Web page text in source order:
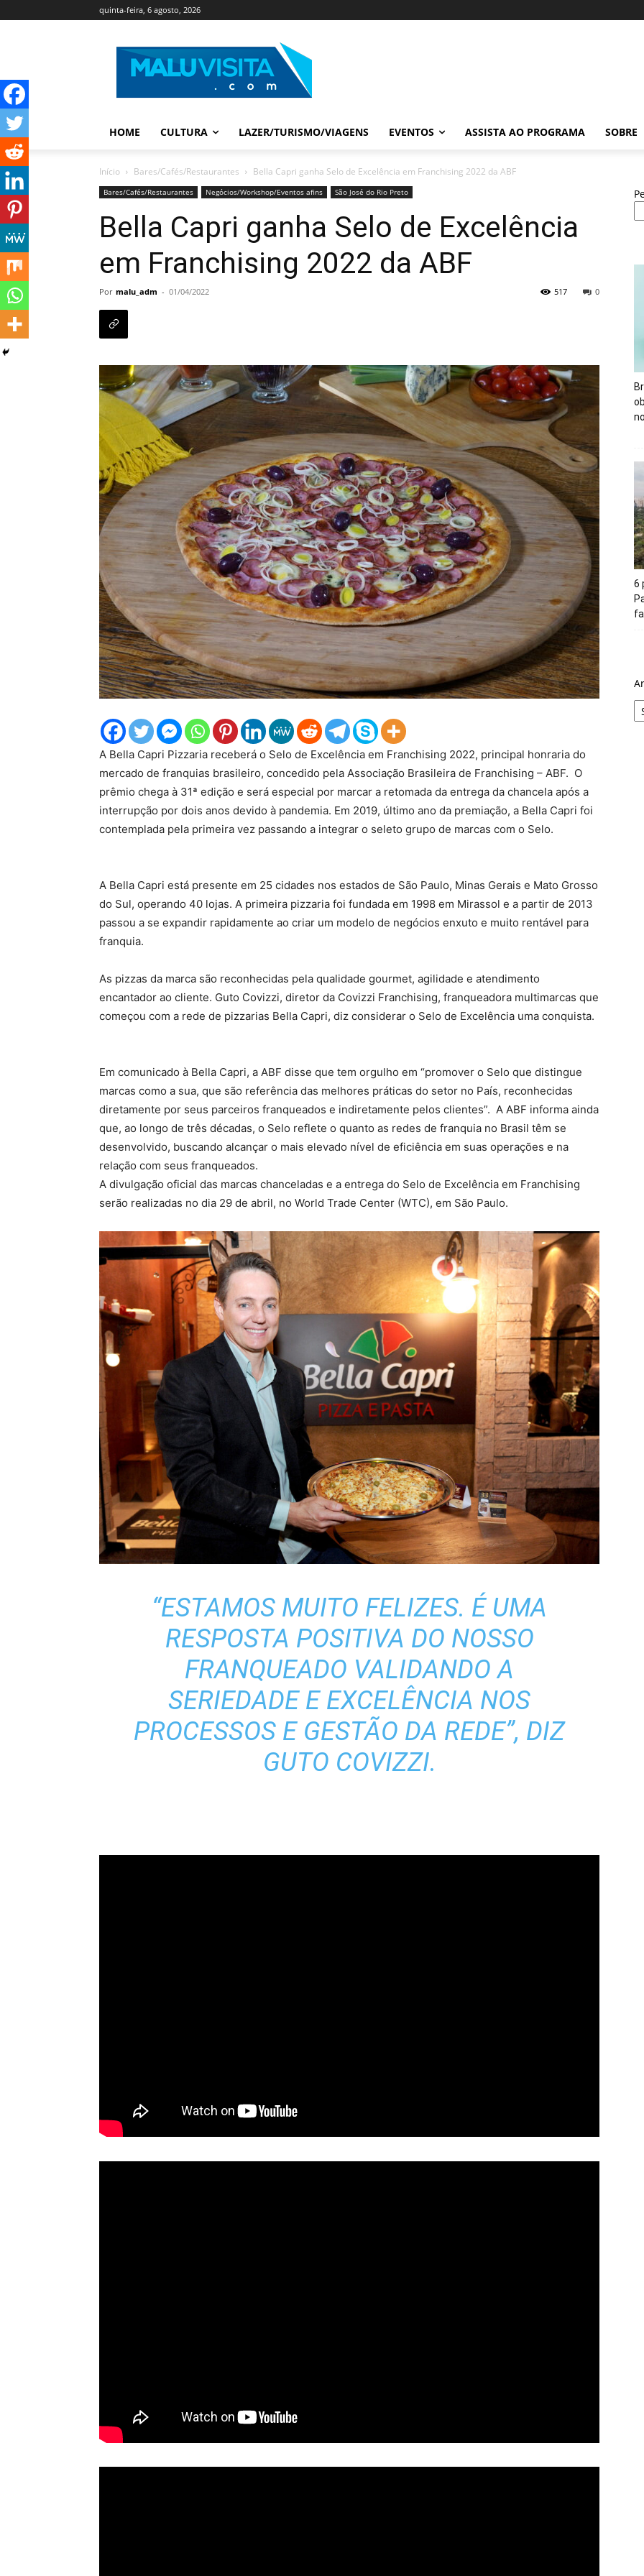
quinta-feira, 6 agosto, 2026
HOME CULTURA LAZER/TURISMO/VIAGENS EVENTOS ASSISTA AO PROGRAMA SOBRE
Início Bares/Cafés/Restaurantes Bella Capri ganha Selo de Excelência em Franchising 2022 da ABF
Bares/Cafés/Restaurantes Negócios/Workshop/Eventos afins São José do Rio Preto
Bella Capri ganha Selo de Excelência
em Franchising 2022 da ABF
Por malu_adm - 01/04/2022 0
517
A Bella Capri Pizzaria receberá o Selo de Excelência em Franchising 2022, principal honraria do
mercado de franquias brasileiro, concedido pela Associação Brasileira de Franchising – ABF. O
prêmio chega à 31ª edição e será especial por marcar a retomada da entrega da chancela após a
interrupção por dois anos devido à pandemia. Em 2019, último ano da premiação, a Bella Capri foi
contemplada pela primeira vez passando a integrar o seleto grupo de marcas com o Selo.
A Bella Capri está presente em 25 cidades nos estados de São Paulo, Minas Gerais e Mato Grosso
do Sul, operando 40 lojas. A primeira pizzaria foi fundada em 1998 em Mirassol e a partir de 2013
passou a se expandir rapidamente ao criar um modelo de negócios enxuto e muito rentável para
franquia.
As pizzas da marca são reconhecidas pela qualidade gourmet, agilidade e atendimento
encantador ao cliente. Guto Covizzi, diretor da Covizzi Franchising, franqueadora multimarcas que
começou com a rede de pizzarias Bella Capri, diz considerar o Selo de Excelência uma conquista.
Em comunicado à Bella Capri, a ABF disse que tem orgulho em “promover o Selo que distingue
marcas como a sua, que são referência das melhores práticas do setor no País, reconhecidas
diretamente por seus parceiros franqueados e indiretamente pelos clientes”. A ABF informa ainda
que, ao longo de três décadas, o Selo reflete o quanto as redes de franquia no Brasil têm se
desenvolvido, buscando alcançar o mais elevado nível de eficiência em suas operações e na
relação com seus franqueados.
A divulgação oficial das marcas chanceladas e a entrega do Selo de Excelência em Franchising
serão realizadas no dia 29 de abril, no World Trade Center (WTC), em São Paulo.
“ESTAMOS MUITO FELIZES. É UMA
RESPOSTA POSITIVA DO NOSSO
FRANQUEADO VALIDANDO A
SERIEDADE E EXCELÊNCIA NOS
PROCESSOS E GESTÃO DA REDE”, DIZ
GUTO COVIZZI.
6